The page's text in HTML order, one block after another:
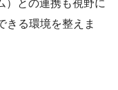
）との連携も視野に
きる環境を整えま